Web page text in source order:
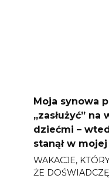
Moja synowa
„zasłużyć”
dziećmi –
stanął w
WAKACJE,
ŻE DOŚWIADCZĘ